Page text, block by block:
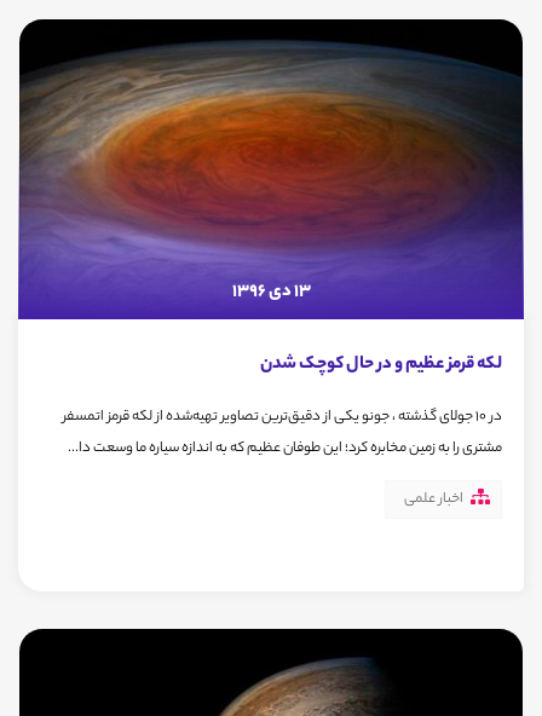
13 دی 1396
لکه قرمز عظیم و در حال کوچک شدن
در 10 جولای گذشته ، جونو یکی از دقیق‌ترین تصاویر تهیه‌شده از لکه قرمز اتمسفر
مشتری را به زمین مخابره کرد؛ این طوفان عظیم که به اندازه سیاره ما وسعت دا...
اخبار علمی